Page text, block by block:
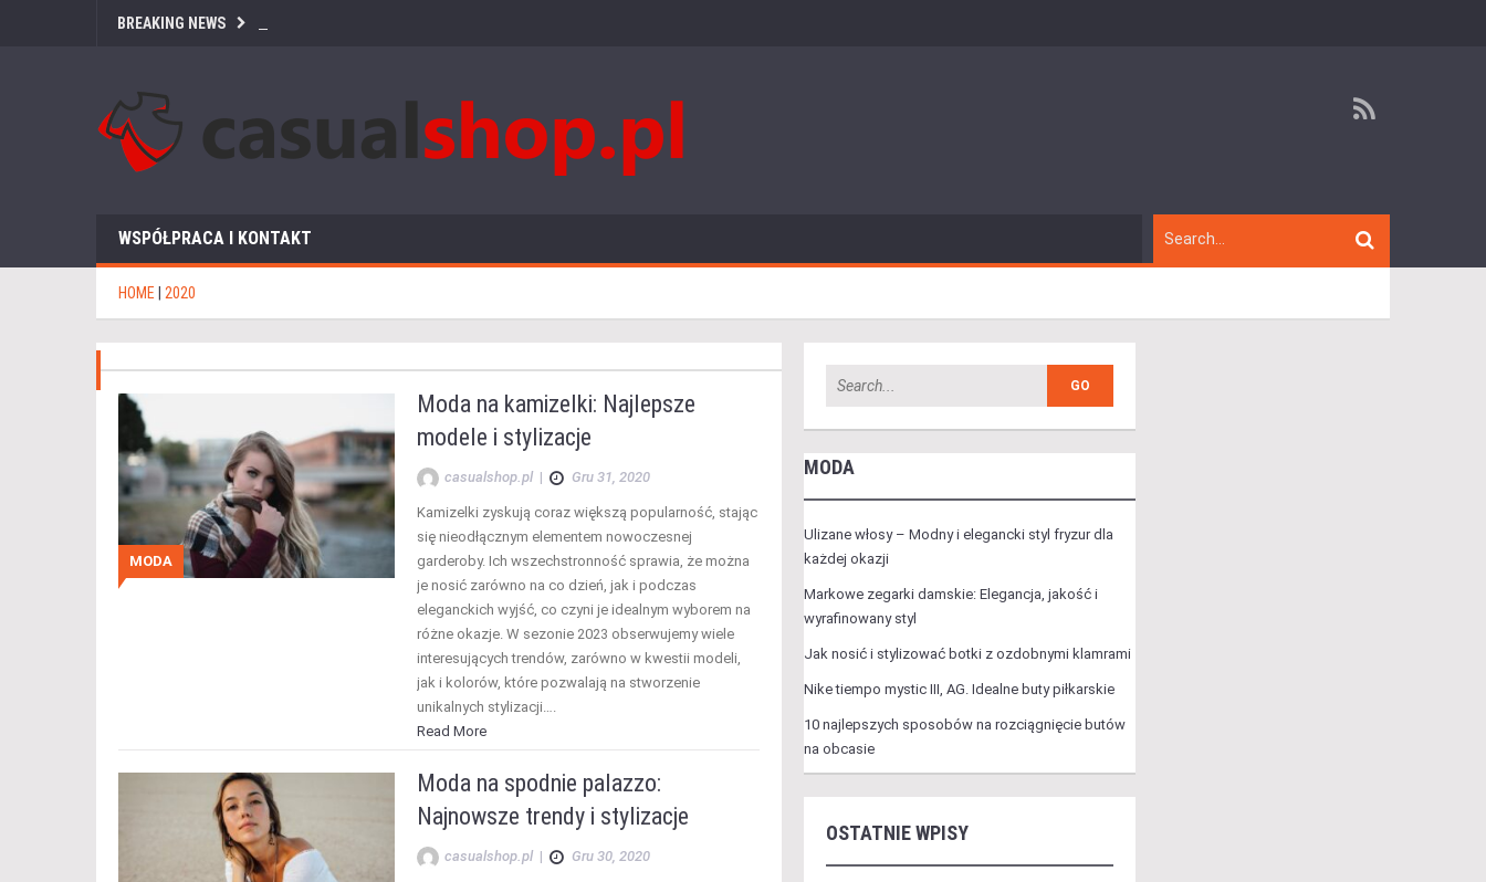
BREAKING NEWS
WSPÓŁPRACA I KONTAKT
HOME 2020
MODA
Moda na kamizelki: Najlepsze
modele i stylizacje
casualshop.pl | Gru 31, 2020
Kamizelki zyskują coraz większą popularność, stając
się nieodłącznym elementem nowoczesnej
garderoby. Ich wszechstronność sprawia, że można
je nosić zarówno na co dzień, jak i podczas
eleganckich wyjść, co czyni je idealnym wyborem na
różne okazje. W sezonie 2023 obserwujemy wiele
interesujących trendów, zarówno w kwestii modeli,
jak i kolorów, które pozwalają na stworzenie
unikalnych stylizacji….
Read More
Moda na spodnie palazzo:
Najnowsze trendy i stylizacje
casualshop.pl | Gru 30, 2020
MODA
Ulizane włosy – Modny i elegancki styl fryzur dla
każdej okazji
Markowe zegarki damskie: Elegancja, jakość i
wyrafinowany styl
Jak nosić i stylizować botki z ozdobnymi klamrami
Nike tiempo mystic III, AG. Idealne buty piłkarskie
10 najlepszych sposobów na rozciągnięcie butów
na obcasie
OSTATNIE WPISY